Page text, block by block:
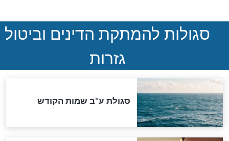
ההסכם החשאי של טראמפ
ואיראן: בלי שקיפות ועם הרבה
סימני שאלה
המסמך האבוד שנחשף
במרתפי מוסקבה: כתב היד
הנדיר של הרשב"ם התגלה